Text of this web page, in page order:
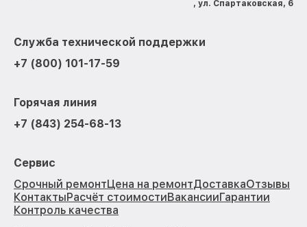
, ул. Спартаковская, 6
Служба технической поддержки
+7 (800) 101-17-59
Горячая линия
+7 (843) 254-68-13
Сервис
Срочный ремонтЦена на ремонтДоставкаОтзывы
КонтактыРасчёт стоимостиВакансииГарантии
Контроль качества